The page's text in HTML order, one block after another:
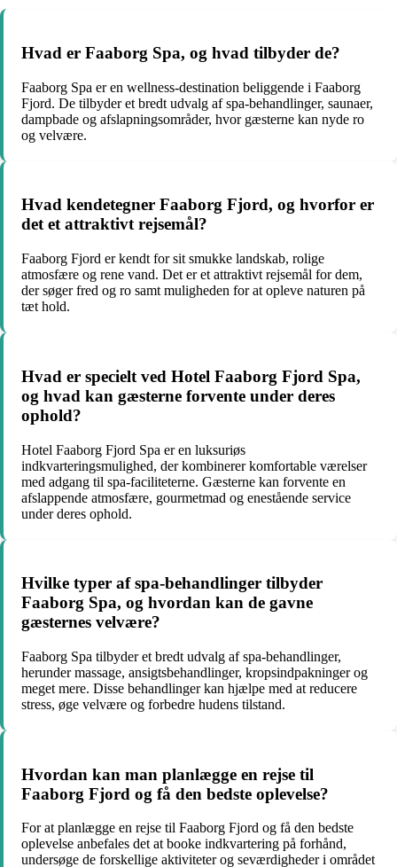
Hvad er Faaborg Spa, og hvad tilbyder de?
Faaborg Spa er en wellness-destination beliggende i Faaborg
Fjord. De tilbyder et bredt udvalg af spa-behandlinger, saunaer,
dampbade og afslapningsområder, hvor gæsterne kan nyde ro
og velvære.
Hvad kendetegner Faaborg Fjord, og hvorfor er
det et attraktivt rejsemål?
Faaborg Fjord er kendt for sit smukke landskab, rolige
atmosfære og rene vand. Det er et attraktivt rejsemål for dem,
der søger fred og ro samt muligheden for at opleve naturen på
tæt hold.
Hvad er specielt ved Hotel Faaborg Fjord Spa,
og hvad kan gæsterne forvente under deres
ophold?
Hotel Faaborg Fjord Spa er en luksuriøs
indkvarteringsmulighed, der kombinerer komfortable værelser
med adgang til spa-faciliteterne. Gæsterne kan forvente en
afslappende atmosfære, gourmetmad og enestående service
under deres ophold.
Hvilke typer af spa-behandlinger tilbyder
Faaborg Spa, og hvordan kan de gavne
gæsternes velvære?
Faaborg Spa tilbyder et bredt udvalg af spa-behandlinger,
herunder massage, ansigtsbehandlinger, kropsindpakninger og
meget mere. Disse behandlinger kan hjælpe med at reducere
stress, øge velvære og forbedre hudens tilstand.
Hvordan kan man planlægge en rejse til
Faaborg Fjord og få den bedste oplevelse?
For at planlægge en rejse til Faaborg Fjord og få den bedste
oplevelse anbefales det at booke indkvartering på forhånd,
undersøge de forskellige aktiviteter og seværdigheder i området